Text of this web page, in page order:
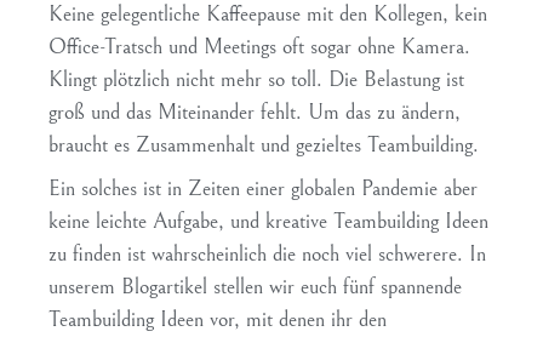
Keine gelegentliche Kaffeepause mit den Kollegen, kein
Office-Tratsch und Meetings oft sogar ohne Kamera.
Klingt plötzlich nicht mehr so toll. Die Belastung ist
groß und das Miteinander fehlt. Um das zu ändern,
braucht es Zusammenhalt und gezieltes Teambuilding.
Ein solches ist in Zeiten einer globalen Pandemie aber
keine leichte Aufgabe, und kreative Teambuilding Ideen
zu finden ist wahrscheinlich die noch viel schwerere. In
unserem Blogartikel stellen wir euch fünf spannende
Teambuilding Ideen vor, mit denen ihr den